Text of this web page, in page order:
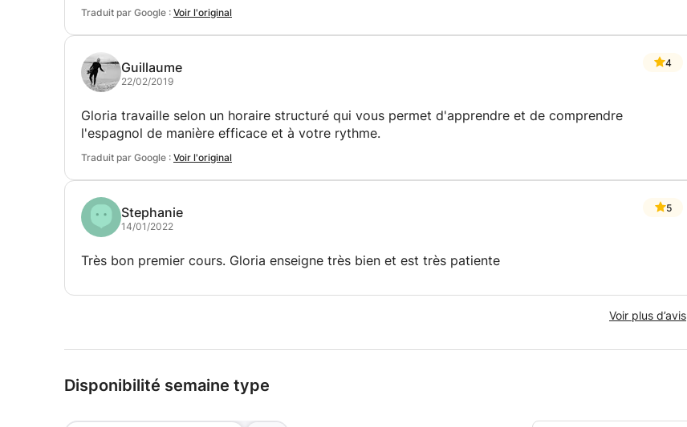
Traduit par Google : Voir l'original
Guillaume
22/02/2019
4
Gloria travaille selon un horaire structuré qui vous permet d'apprendre et de comprendre
l'espagnol de manière efficace et à votre rythme.
Traduit par Google : Voir l'original
Stephanie
14/01/2022
5
Très bon premier cours. Gloria enseigne très bien et est très patiente
Voir plus d’avis
Disponibilité semaine type